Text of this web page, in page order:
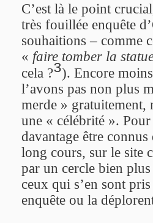
C’est là le point
très fouillée enquête
souhaitions – comme
« faire tomber la
cela ?3). Encore
l’avons pas non plus
merde » gratuitement,
une « célébrité ».
davantage être
long cours, sur le site
par un cercle bien
ceux qui s’en sont
enquête ou la